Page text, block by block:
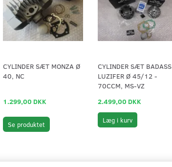
CYLINDER SÆT MONZA Ø
40, NC
1.299,00 DKK
Se produktet
CYLINDER SÆT BADASS
LUZIFER Ø 45/12 -
70CCM, MS-VZ
2.499,00 DKK
Læg i kurv